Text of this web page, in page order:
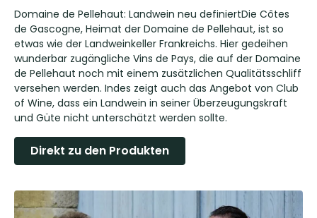
Domaine de Pellehaut: Landwein neu definiertDie Côtes
de Gascogne, Heimat der Domaine de Pellehaut, ist so
etwas wie der Landweinkeller Frankreichs. Hier gedeihen
wunderbar zugängliche Vins de Pays, die auf der Domaine
de Pellehaut noch mit einem zusätzlichen Qualitätsschliff
versehen werden. Indes zeigt auch das Angebot von Club
of Wine, dass ein Landwein in seiner Überzeugungskraft
und Güte nicht unterschätzt werden sollte.
Direkt zu den Produkten